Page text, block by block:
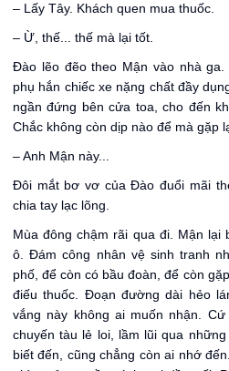
– Lấy Tây. Khách quen mua thuốc.
– Ừ, thế... thế mà lại tốt.
Đào lẽo đẽo theo Mận vào nhà
phụ hắn chiếc xe nặng chất đầy
ngần đứng bên cửa toa, cho đến
Chắc không còn dịp nào để mà gặp
– Anh Mận này...
Đôi mắt bơ vơ của Đào đuổi mãi
chia tay lạc lõng.
Mùa đông chậm rãi qua đi. Mận lại
ô. Đám công nhân vệ sinh tranh
phố, để còn có bầu đoàn, để còn
điếu thuốc. Đoạn đường dài hẻo
vắng này không ai muốn nhận.
chuyến tàu lẻ loi, lầm lũi qua
biết đến, cũng chẳng còn ai nhớ